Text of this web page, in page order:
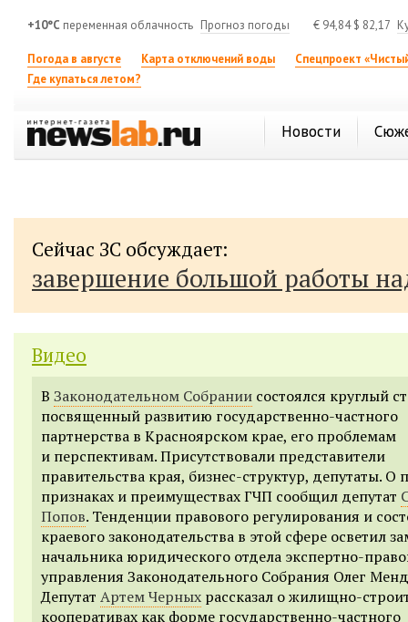
+10°C переменная облачность Прогноз погоды € 94,84$ 82,17
Погода в августе Карта отключений воды
Спецпроект
Где купаться летом?
Новости
Сейчас ЗС обсуждает:
завершение большой работы
Видео
В Законодательном Собрании состоялся круглый
посвященный развитию государственно-частного
партнерства в Красноярском крае, его проблемам
и перспективам. Присутствовали представители
правительства края, бизнес-структур, депутаты. О
признаках и преимуществах ГЧП сообщил депутат
Попов. Тенденции правового регулирования и
краевого законодательства в этой сфере осветил
начальника юридического отдела экспертно-
управления Законодательного Собрания Олег
Депутат Артем Черных рассказал о жилищно-
кооперативах как форме государственно-частного